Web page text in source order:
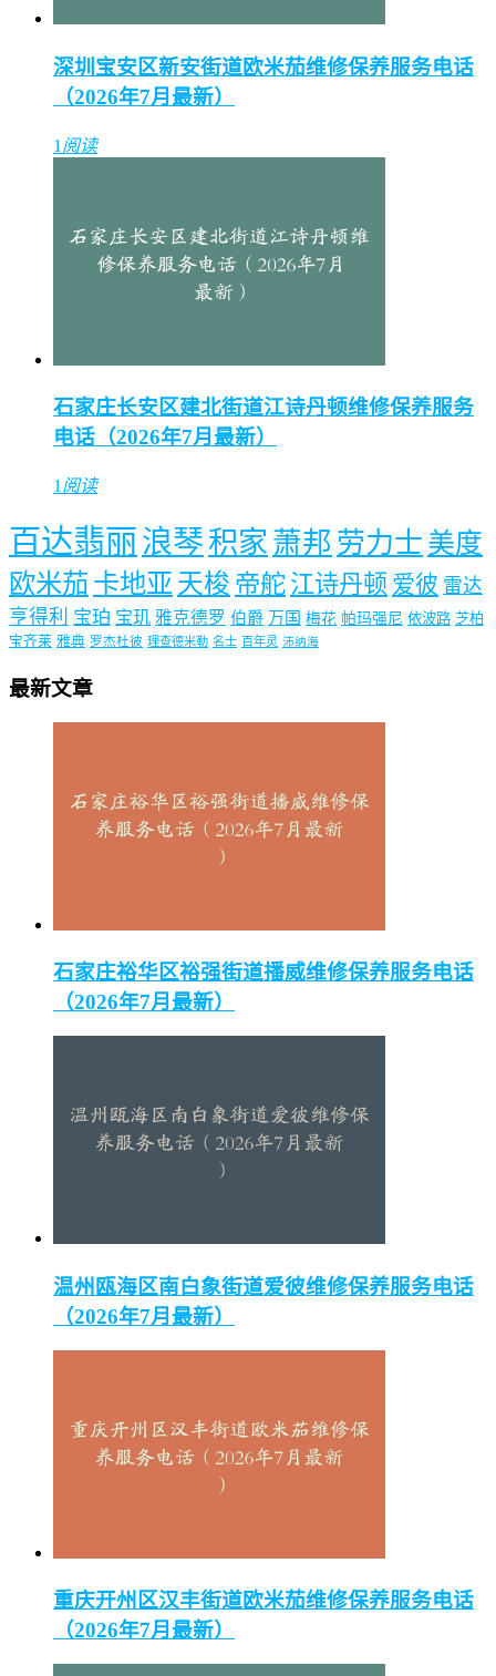
深圳宝安区新安街道欧米茄维修保养服务电话
（2026年7月最新）
1 阅读
石家庄长安区建北街道江诗丹顿维修保养服务
电话（2026年7月最新）
1 阅读
百达翡丽浪琴 积家 萧邦 劳力士 美度
欧米茄 卡地亚 天梭 帝舵 江诗丹顿 爱彼 雷达
亨得利 宝珀 宝玑 雅克德罗 伯爵 万国 梅花 帕玛强尼 依波路 芝柏
宝齐莱 雅典 罗杰杜彼 理查德米勒 名士 百年灵 沛纳海
最新文章
石家庄裕华区裕强街道播威维修保养服务电话
（2026年7月最新）
温州瓯海区南白象街道爱彼维修保养服务电话
（2026年7月最新）
重庆开州区汉丰街道欧米茄维修保养服务电话
（2026年7月最新）